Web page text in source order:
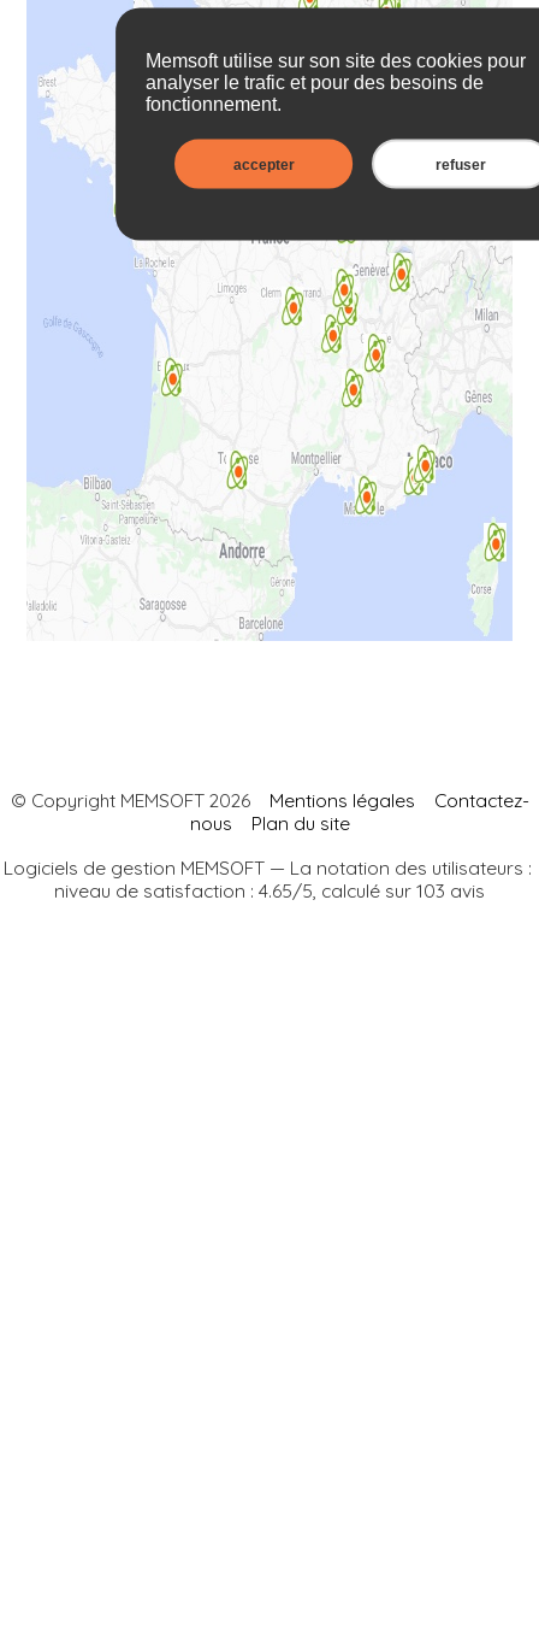
© Copyright MEMSOFT 2026 Mentions légales
Contactez-
nous
Plan du site
Logiciels de gestion MEMSOFT — La notation des utilisateurs :
niveau de satisfaction : 4.65/5, calculé sur 103 avis
Memsoft utilise sur son site des cookies pour
analyser le trafic et pour des besoins de
fonctionnement.
accepter refuser